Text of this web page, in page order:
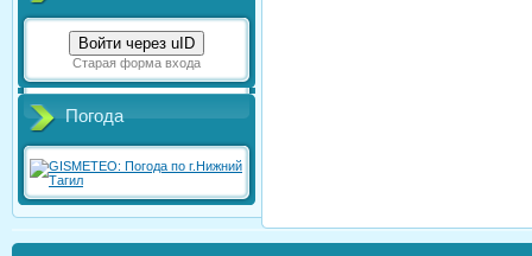
Войти через uID
Старая форма входа
Погода